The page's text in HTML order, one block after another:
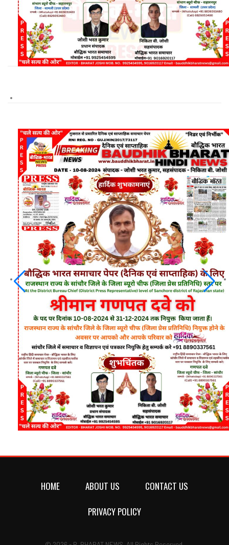
HOME ABOUT US
CONTACT US
PRIVACY POLICY